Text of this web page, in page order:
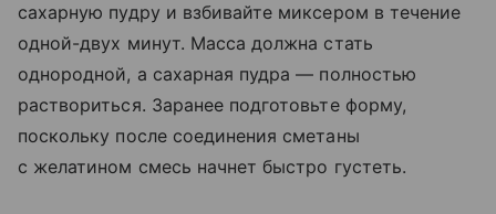
сахарную пудру и взбивайте миксером в течение
одной-двух минут. Масса должна стать
однородной, а сахарная пудра — полностью
раствориться. Заранее подготовьте форму,
поскольку после соединения сметаны
с желатином смесь начнет быстро густеть.